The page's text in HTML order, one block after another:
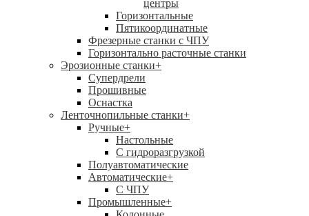
центры
Горизонтальные
Пятикоординатные
Фрезерные станки с ЧПУ
Горизонтально расточные станки
Эрозионные станки+
Супердрели
Прошивные
Оснастка
Ленточнопильные станки+
Ручные+
Настольные
С гидроразгрузкой
Полуавтоматические
Автоматические+
С ЧПУ
Промышленные+